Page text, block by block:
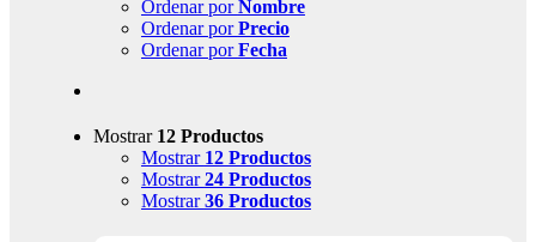
Ordenar porNombre
Ordenar porPrecio
Ordenar porFecha
Mostrar 12 Productos
Mostrar 12 Productos
Mostrar24 Productos
Mostrar36 Productos